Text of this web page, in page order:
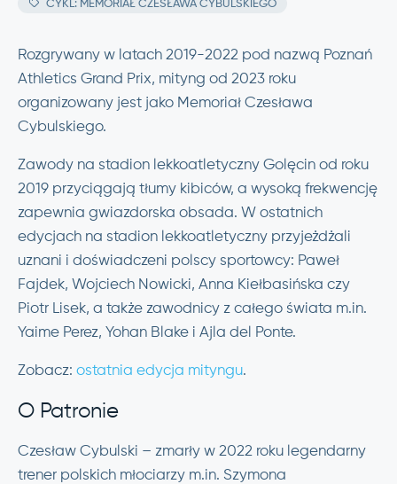
CYKL: MEMORIAŁ CZESŁAWA CYBULSKIEGO
Rozgrywany w latach 2019-2022 pod nazwą Poznań
Athletics Grand Prix, mityng od 2023 roku
organizowany jest jako Memoriał Czesława
Cybulskiego.
Zawody na stadion lekkoatletyczny Golęcin od roku
2019 przyciągają tłumy kibiców, a wysoką frekwencję
zapewnia gwiazdorska obsada. W ostatnich
edycjach na stadion lekkoatletyczny przyjeżdżali
uznani i doświadczeni polscy sportowcy: Paweł
Fajdek, Wojciech Nowicki, Anna Kiełbasińska czy
Piotr Lisek, a także zawodnicy z całego świata m.in.
Yaime Perez, Yohan Blake i Ajla del Ponte.
Zobacz: ostatnia edycja mityngu.
O Patronie
Czesław Cybulski – zmarły w 2022 roku legendarny
trener polskich młociarzy m.in. Szymona